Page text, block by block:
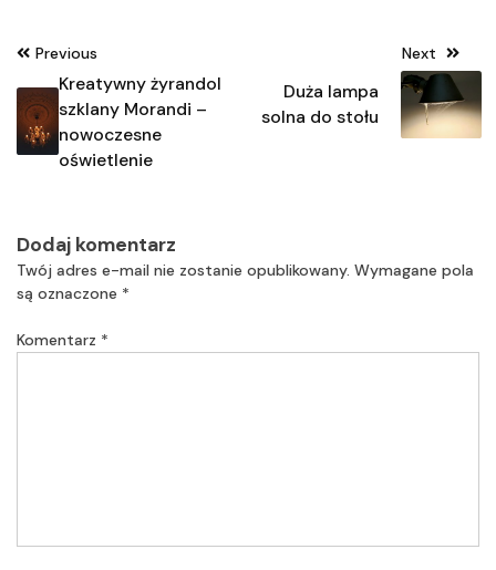
Nawigacja
Previous
Kreatywny żyrandol
szklany Morandi –
nowoczesne
oświetlenie
Next
Duża lampa
solna do stołu
Dodaj komentarz
Twój adres e-mail nie zostanie opublikowany. Wymagane pola
są oznaczone *
Komentarz *